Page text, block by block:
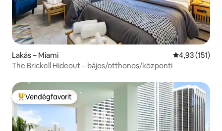
Lakás – Miami Átlagos
4,93 (151)
The Brickell Hideout – bájos/otthonos/központi
Kiemelt vendégfavorit
Vendégfavorit